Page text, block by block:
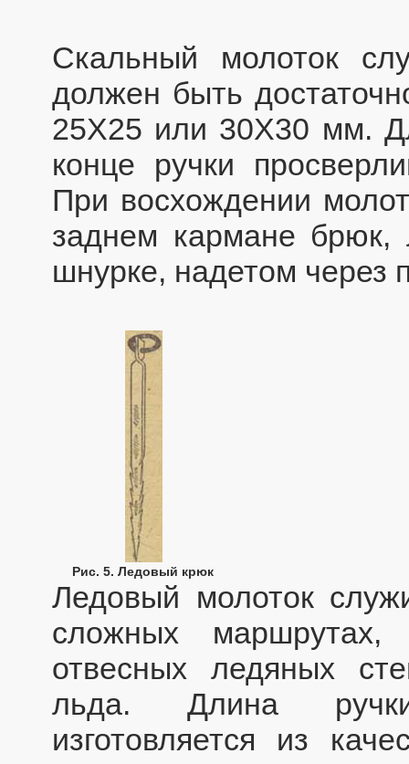
Скальный молоток
должен быть
25Х25 или 30Х30 мм.
конце ручки
При восхождении
заднем кармане брюк,
шнурке, надетом через
Рис. 5. Ледовый крюк
Ледовый молоток
сложных маршрутах,
отвесных ледяных
льда. Длина
изготовляется из